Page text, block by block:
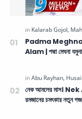
Padma
Alam | পদ্মা মেঘনা
নেক আমলের মাস।
রমজানের চমৎকার নতুন